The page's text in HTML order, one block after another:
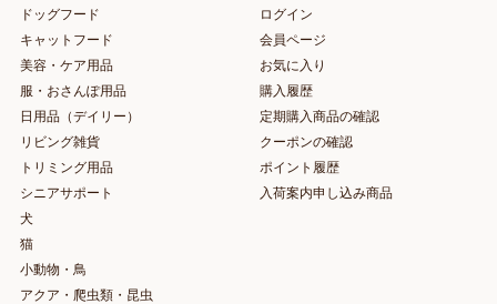
ドッグフード
キャットフード
美容・ケア用品
服・おさんぽ用品
日用品（デイリー）
リビング雑貨
トリミング用品
シニアサポート
犬
猫
小動物・鳥
アクア・爬虫類・昆虫
ログイン
会員ページ
お気に入り
購入履歴
定期購入商品の確認
クーポンの確認
ポイント履歴
入荷案内申し込み商品